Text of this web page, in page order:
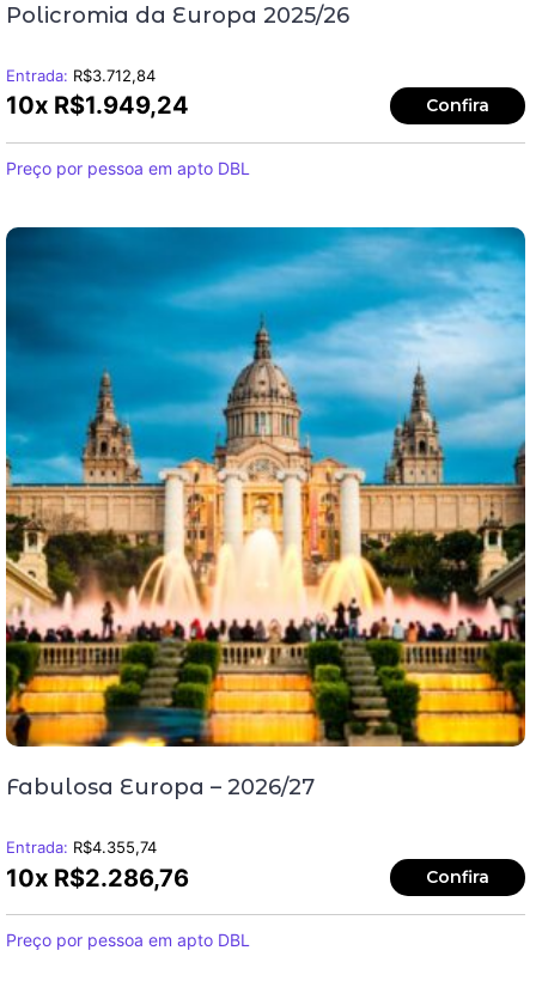
Policromia da Europa 2025/26
Entrada: R$3.712,84
10x R$1.949,24 Confira
Preço por pessoa em apto DBL
Fabulosa Europa – 2026/27
Entrada: R$4.355,74
10x R$2.286,76 Confira
Preço por pessoa em apto DBL